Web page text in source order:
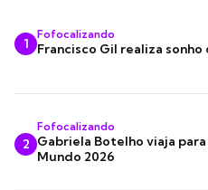
1
Fofocalizando
Francisco Gil realiza
2
Fofocalizando
Gabriela Botelho viaja
Mundo 2026